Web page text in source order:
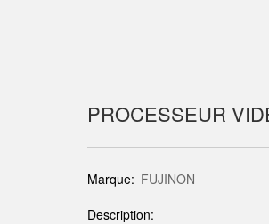
PROCESSEUR
Marque: FUJINON
Description: